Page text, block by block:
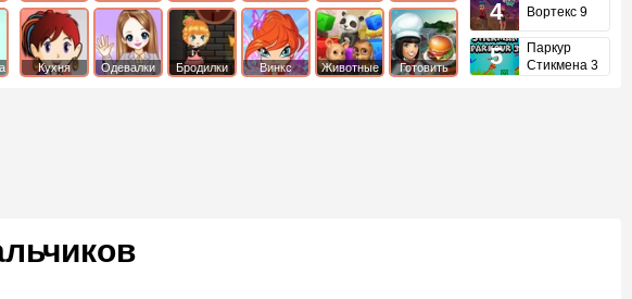
Диснея
Хейзел
Кухня
Одевалки Бродилки Винкс Животные
Готовить
Вортекс 9
Паркур
Стикмена 3